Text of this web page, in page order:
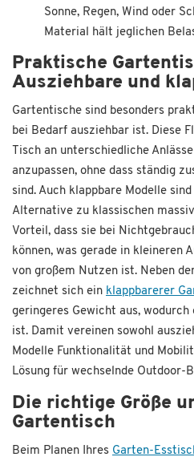
Sonne, Regen, Wind oder
Material hält jeglichen
Praktische
Ausziehbare und
Gartentische sind besonders
bei Bedarf ausziehbar ist. Diese
Tisch an unterschiedliche
anzupassen, ohne dass ständig
sind. Auch klappbare Modelle
Alternative zu klassischen
Vorteil, dass sie bei
können, was gerade in kleineren
von großem Nutzen ist. Neben
zeichnet sich ein klappbarerer
geringeres Gewicht aus,
ist. Damit vereinen sowohl
Modelle Funktionalität und
Lösung für wechselnde Outdoor-
Die richtige Größe
Gartentisch
Beim Planen Ihres Garten-